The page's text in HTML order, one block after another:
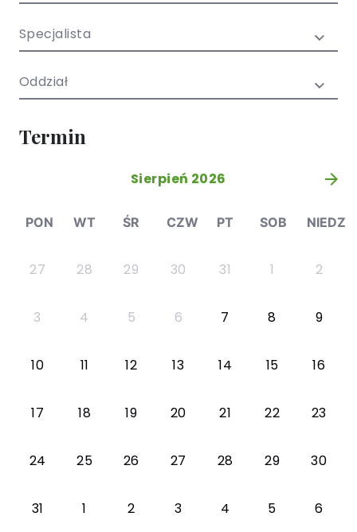
młodzieży
Specjalista
Oddział
Termin
Sierpień 2026 »
PON WT ŚR CZW PT SOB NIEDZ
27 28 29 30 31 1 2
3 4 5 6 7 8 9
10 11 12 13 14 15 16
17 18 19 20 21 22 23
24 25 26 27 28 29 30
31 1 2 3 4 5 6